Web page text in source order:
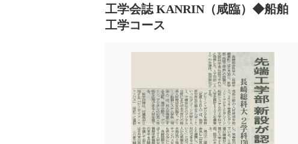
工学会誌 KANRIN（咸臨）◆船舶
工学コース